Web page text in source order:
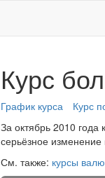
Курс
График курса
Курс
За октябрь 2010 года
серьёзное
См. также: курсы